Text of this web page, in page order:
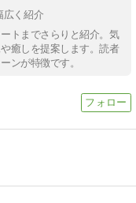
広く紹介
トまでさらりと紹介。気
癒しを提案します。読者
ンが特徴です。